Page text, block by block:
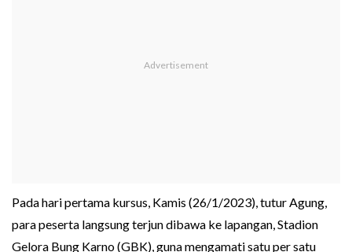
Pada hari pertama kursus, Kamis (26/1/2023), tutur Agung,
para peserta langsung terjun dibawa ke lapangan, Stadion
Gelora Bung Karno (GBK), guna mengamati satu per satu